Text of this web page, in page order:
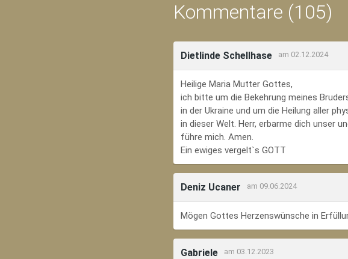
Kommentare (105)
Dietlinde Schellhase am 02.12.2024
Heilige Maria Mutter Gottes,
ich bitte um die Bekehrung meines
in der Ukraine und um die Heilung aller
in dieser Welt. Herr, erbarme dich unser
führe mich. Amen.
Ein ewiges vergelt`s GOTT
Deniz Ucaner am 09.06.2024
Mögen Gottes Herzenswünsche in
Gabriele am 03.12.2023